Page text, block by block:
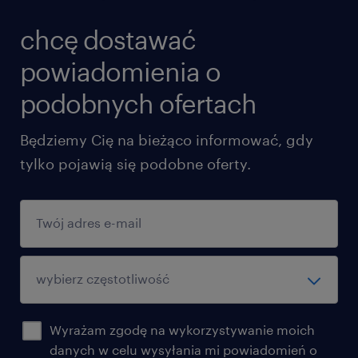
chcę dostawać
powiadomienia o
podobnych ofertach
Będziemy Cię na bieżąco informować, gdy
tylko pojawią się podobne oferty.
Wyrażam zgodę na wykorzystywanie moich
danych w celu wysyłania mi powiadomień o